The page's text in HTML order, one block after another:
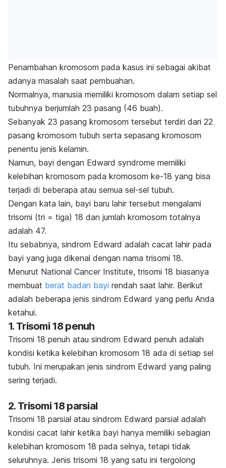
Penambahan kromosom pada kasus ini sebagai akibat
adanya masalah saat pembuahan.
Normalnya, manusia memiliki kromosom dalam setiap sel
tubuhnya berjumlah 23 pasang (46 buah).
Sebanyak 23 pasang kromosom tersebut terdiri dari 22
pasang kromosom tubuh serta sepasang kromosom
penentu jenis kelamin.
Namun, bayi dengan Edward syndrome memiliki
kelebihan kromosom pada kromosom ke-18 yang bisa
terjadi di beberapa atau semua sel-sel tubuh.
Dengan kata lain, bayi baru lahir tersebut mengalami
trisomi (tri = tiga) 18 dan jumlah kromosom totalnya
adalah 47.
Itu sebabnya, sindrom Edward adalah cacat lahir pada
bayi yang juga dikenal dengan nama trisomi 18.
Menurut National Cancer Institute, trisomi 18 biasanya
membuat berat badan bayi rendah saat lahir. Berikut
adalah beberapa jenis sindrom Edward yang perlu Anda
ketahui.
1. Trisomi 18 penuh
Trisomi 18 penuh atau sindrom Edward penuh adalah
kondisi ketika kelebihan kromosom 18 ada di setiap sel
tubuh. Ini merupakan jenis sindrom Edward yang paling
sering terjadi.
2. Trisomi 18 parsial
Trisomi 18 parsial atau sindrom Edward parsial adalah
kondisi cacat lahir ketika bayi hanya memiliki sebagian
kelebihan kromosom 18 pada selnya, tetapi tidak
seluruhnya. Jenis trisomi 18 yang satu ini tergolong